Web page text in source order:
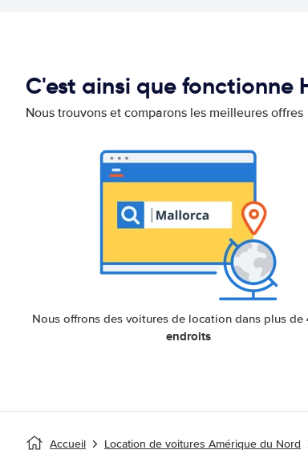
C'est ainsi que fonctionne
Nous trouvons et comparons les meilleures offres
Nous offrons des voitures de location dans plus de
endroits
Accueil Location de voitures Amérique du Nord